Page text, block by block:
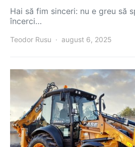
Hai să fim sinceri: nu e greu să
încerci…
Teodor Rusu august 6, 2025